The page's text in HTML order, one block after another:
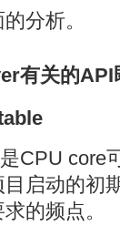
分析。
有关的API
CPU core
启动的初
的频点。